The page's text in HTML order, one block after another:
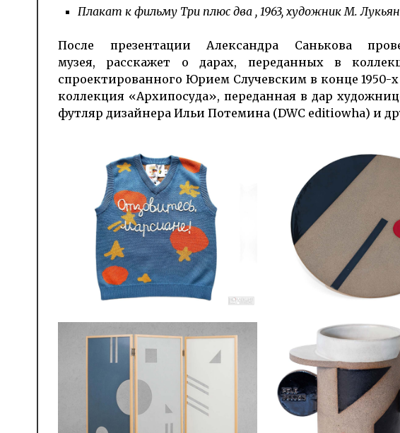
Плакат к фильму Три плюс два , 1963, художник М.
После презентации Александра Санькова
музея, расскажет о дарах, переданных в
спроектированного Юрием Случевским в конце 1950-
коллекция «Архипосуда», переданная в дар
футляр дизайнера Ильи Потемина (DWC editiowha) и